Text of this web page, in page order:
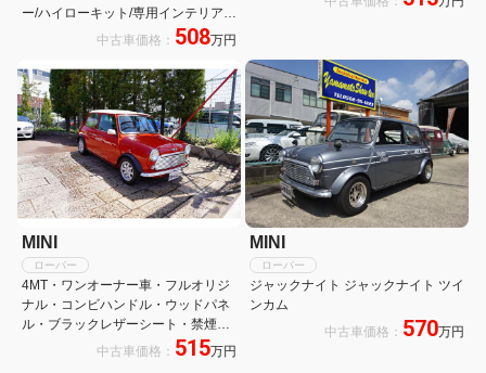
ー/ハイローキット/専用インテリア/
エクステリア/社外CD/
中古車価格： 508万円
MINI
ローバー
4MT・ワンオーナー車・フルオリジ
ナル・コンビハンドル・ウッドパネ
ル・ブラックレザーシート・禁煙
車・最終モデル・12インチアルミホ
イール・エアコン・保証付き・ディ
中古車価格： 515万円
MINI
ローバー
ジャックナイト ジャックナイト ツイ
ンカム
中古車価格： 570万円